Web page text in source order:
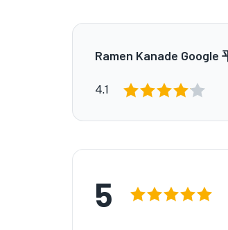
Ramen Kanade Google
4.1
5